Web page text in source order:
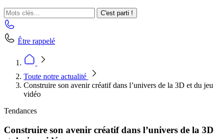
C'est parti !
Être rappelé
Toute notre actualité
Construire son avenir créatif dans l’univers de la 3D et du jeu
vidéo
Tendances
Construire son avenir créatif dans l’univers de la 3D